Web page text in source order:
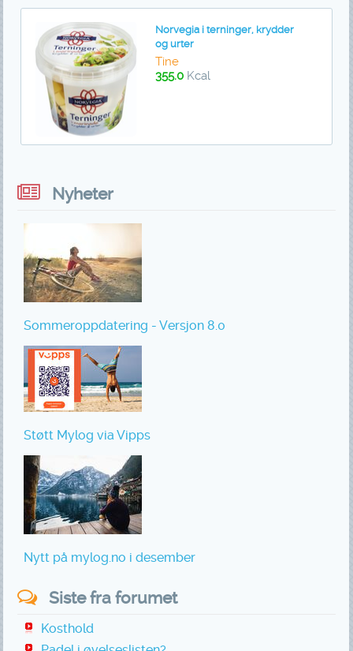
Norvegia i terninger, krydder
og urter
Tine
355.0Kcal
Nyheter
Sommeroppdatering - Versjon 8.0
Støtt Mylog via Vipps
Nytt på mylog.no i desember
Siste fra forumet
Kosthold